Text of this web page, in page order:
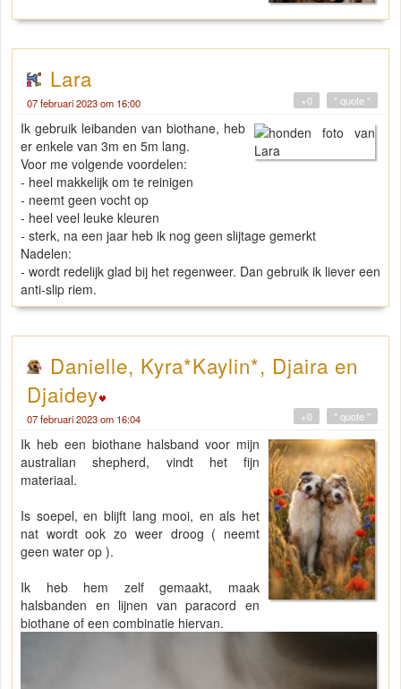
Lara
07 februari 2023 om 16:00 " quote "
+0
Ik gebruik leibanden van biothane, heb
er enkele van 3m en 5m lang.
Voor me volgende voordelen:
- heel makkelijk om te reinigen
- neemt geen vocht op
- heel veel leuke kleuren
- sterk, na een jaar heb ik nog geen slijtage gemerkt
Nadelen:
- wordt redelijk glad bij het regenweer. Dan gebruik ik liever een
anti-slip riem.
Danielle, Kyra*Kaylin*, Djaira en
Djaidey
07 februari 2023 om 16:04 " quote "
+0
Ik heb een biothane halsband voor mijn
australian shepherd, vindt het fijn
materiaal.
Is soepel, en blijft lang mooi, en als het
nat wordt ook zo weer droog ( neemt
geen water op ).
Ik heb hem zelf gemaakt, maak
halsbanden en lijnen van paracord en
biothane of een combinatie hiervan.